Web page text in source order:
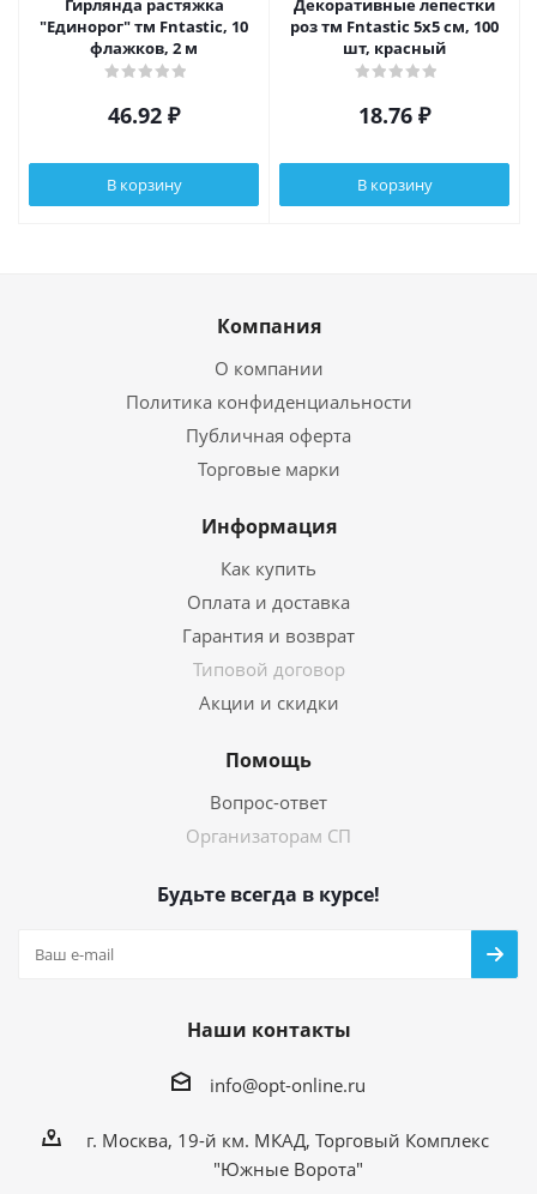
Гирлянда растяжка
"Единорог" тм Fntastic, 10
флажков, 2 м
46.92 ₽
В корзину
Декоративные лепестки
роз тм Fntastic 5x5 см, 100
шт, красный
18.76 ₽
В корзину
Компания
О компании
Политика конфиденциальности
Публичная оферта
Торговые марки
Информация
Как купить
Оплата и доставка
Гарантия и возврат
Типовой договор
Акции и скидки
Помощь
Вопрос-ответ
Организаторам СП
Будьте всегда в курсе!
Наши контакты
info@opt-online.ru
г. Москва, 19-й км. МКАД, Торговый Комплекс
"Южные Ворота"